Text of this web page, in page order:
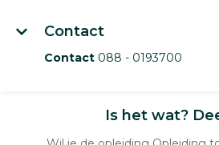
Contact
Contact 088 - 0193700
Is het wat?